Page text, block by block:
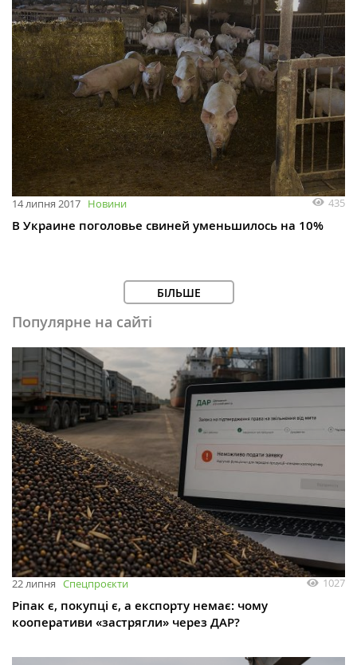
14 липня 2017 Новини 435
В Украине поголовье свиней уменьшилось на 10%
БІЛЬШЕ
Популярне на сайті
22 липня Спецпроєкти 1027
Ріпак є, покупці є, а експорту немає: чому
кооперативи «застрягли» через ДАР?